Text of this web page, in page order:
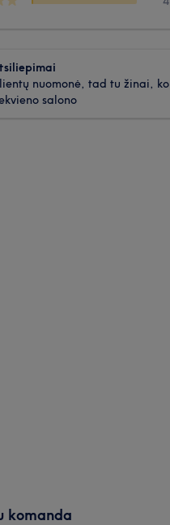
nuomonė, tad tu žinai, ko
salono
komanda